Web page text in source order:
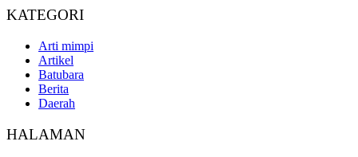
KATEGORI
Arti mimpi
Artikel
Batubara
Berita
Daerah
HALAMAN